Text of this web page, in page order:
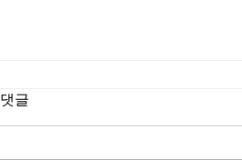
길요나 목사
“한계를 넘어서는 인생을 살라” (삼
댓글